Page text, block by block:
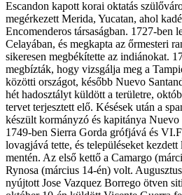
Escandon kapott korai oktatás
megérkezett Merida, Yucatan, ahol
Encomenderos társaságban. 1727-ben
Celayában, és megkapta az őrmesteri
sikeresen megbékítette az indiánokat.
megbízták, hogy vizsgálja meg a
közötti országot, később Nuevo
hét hadosztályt küldött a területre,
tervet terjesztett elő. Késések után a
készült kormányzó és kapitánya
1749-ben Sierra Gorda grófjává és
lovagjává tette, és településeket
mentén. Az első kettő a Camargo
Rynosa (március 14-én) volt.
nyújtott Jose Vazquez Borrego ötven